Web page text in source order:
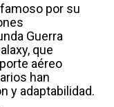
por su
Guerra
que
aéreo
han
y adaptabilidad.